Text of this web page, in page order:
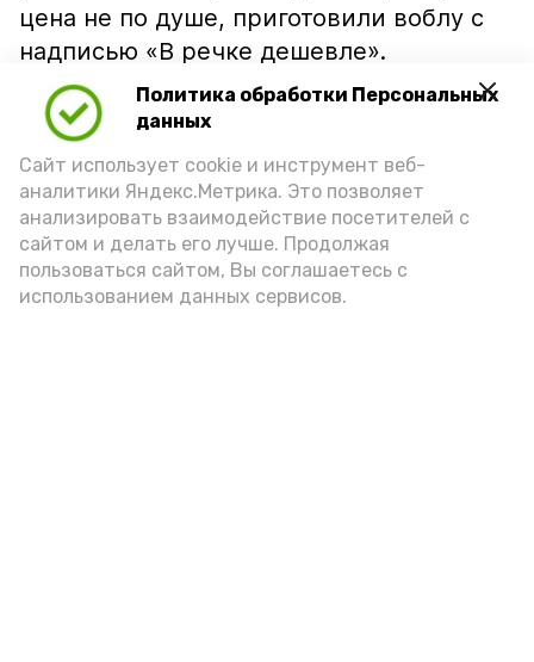
Политика обработки Персональных
данных
Сайт использует cookie и инструмент веб-
аналитики Яндекс.Метрика. Это позволяет
анализировать взаимодействие посетителей с
сайтом и делать его лучше. Продолжая
пользоваться сайтом, Вы соглашаетесь с
использованием данных сервисов.
цена не по душе, приготовили воблу с
надписью «В речке дешевле».